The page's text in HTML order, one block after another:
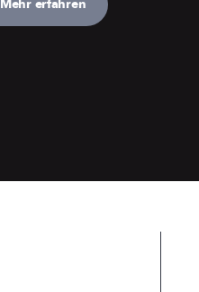
Mehr erfahren